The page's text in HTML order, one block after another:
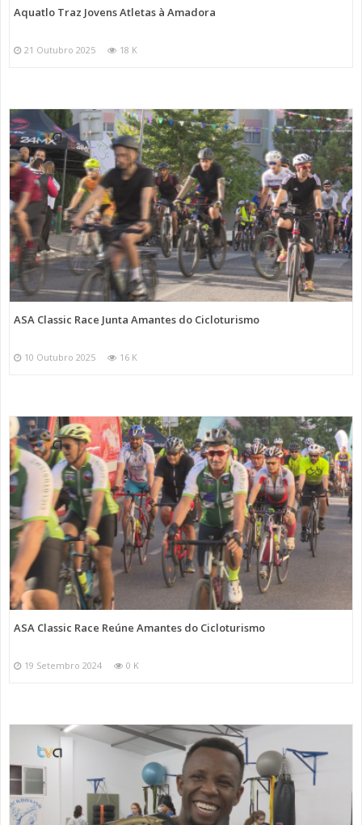
Aquatlo Traz Jovens Atletas à Amadora
21 Outubro 2025 18 K
ASA Classic Race Junta Amantes do Cicloturismo
10 Outubro 2025 16 K
ASA Classic Race Reúne Amantes do Cicloturismo
19 Setembro 2024 0 K